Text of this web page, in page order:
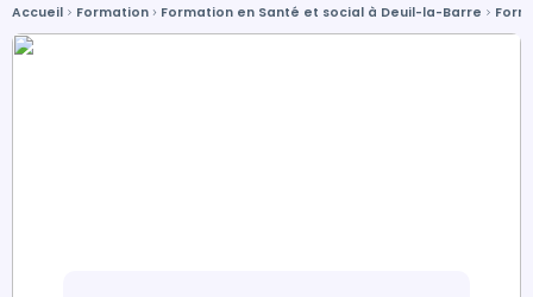
Accueil Formation Formation en Santé et social à Deuil-la-Barre